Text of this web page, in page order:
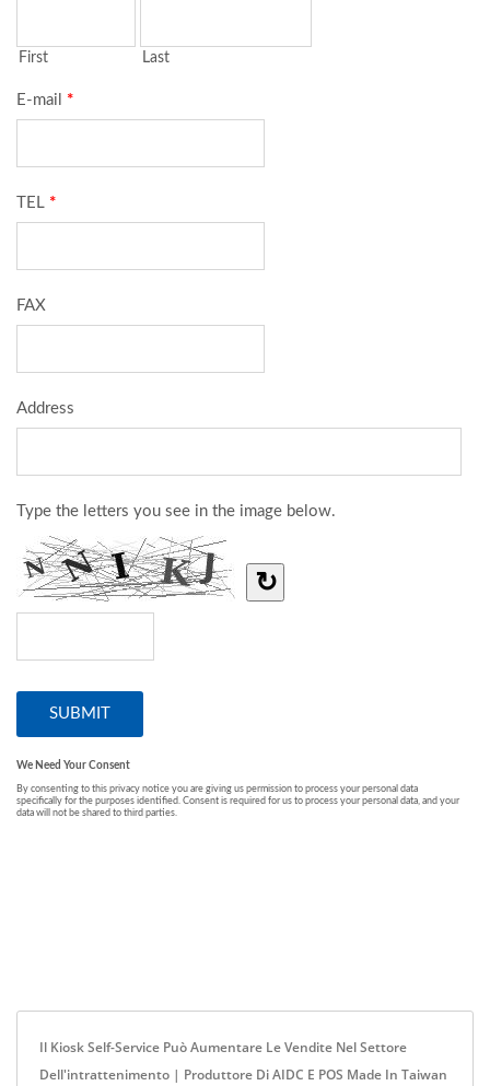
Il Kiosk Self-Service Può Aumentare Le Vendite Nel Settore
Dell'intrattenimento | Produttore Di AIDC E POS Made In Taiwan